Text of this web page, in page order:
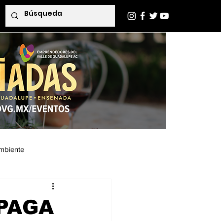
Indaba Editorial